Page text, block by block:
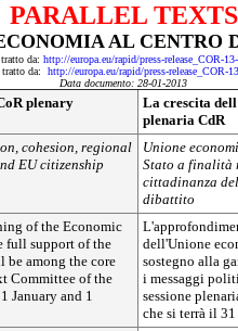
PARALLEL TEXTS
AL CENTRO
da: http://europa.eu/rapid/press-release_COR-
da: http://europa.eu/rapid/press-release_COR-
Data documento: 28-01-2013
plenary
La crescita
plenaria CdR
cohesion, regional
EU citizenship
Unione
Stato a finalità
cittadinanza
dibattito
of the Economic
full support of the
be among the core
Committee of the
January and 1
dell'Unione
sostegno alla
i messaggi
sessione
che si terrà il